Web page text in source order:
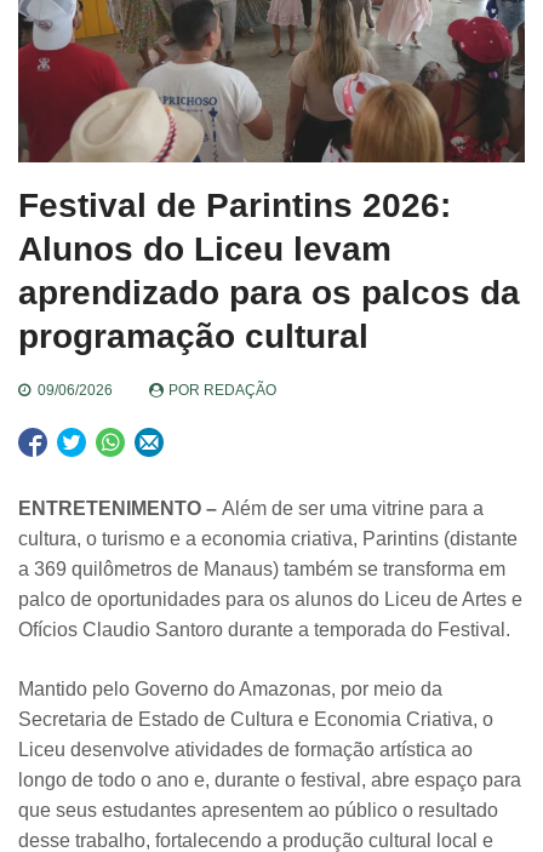
Festival de Parintins 2026:
Alunos do Liceu levam
aprendizado para os palcos da
programação cultural
09/06/2026 POR REDAÇÃO
ENTRETENIMENTO – Além de ser uma vitrine para a
cultura, o turismo e a economia criativa, Parintins (distante
a 369 quilômetros de Manaus) também se transforma em
palco de oportunidades para os alunos do Liceu de Artes e
Ofícios Claudio Santoro durante a temporada do Festival.
Mantido pelo Governo do Amazonas, por meio da
Secretaria de Estado de Cultura e Economia Criativa, o
Liceu desenvolve atividades de formação artística ao
longo de todo o ano e, durante o festival, abre espaço para
que seus estudantes apresentem ao público o resultado
desse trabalho, fortalecendo a produção cultural local e